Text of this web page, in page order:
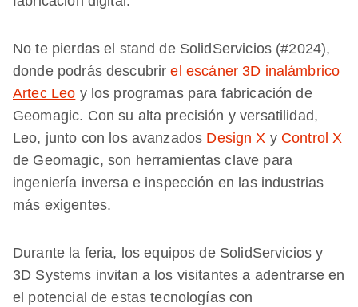
No te pierdas el stand de SolidServicios (#2024),
donde podrás descubrirel escáner 3D inalámbrico
Artec Leo y los programas para fabricación de
Geomagic. Con su alta precisión y versatilidad,
Leo, junto con los avanzados Design X y Control X
de Geomagic, son herramientas clave para
ingeniería inversa e inspección en las industrias
más exigentes.
Durante la feria, los equipos de SolidServicios y
3D Systems invitan a los visitantes a adentrarse en
el potencial de estas tecnologías con